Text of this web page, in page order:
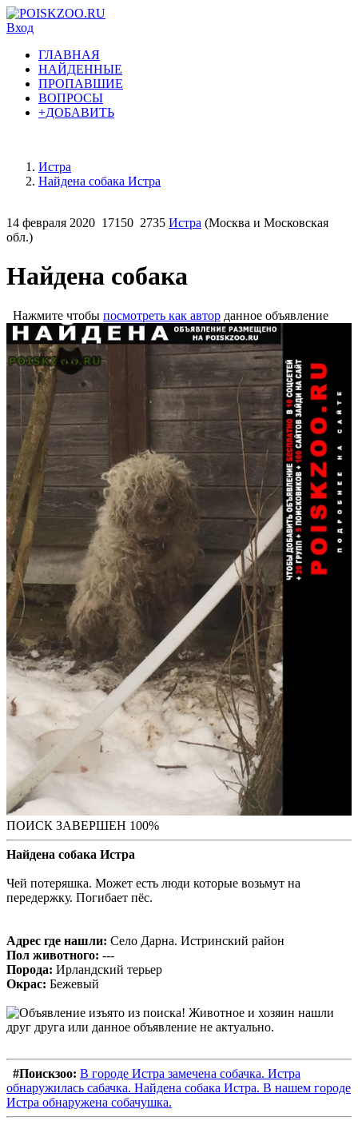
Вход
ГЛАВНАЯ
НАЙДЕННЫЕ
ПРОПАВШИЕ
ВОПРОСЫ
+ДОБАВИТЬ
Истра
Найдена собака Истра
14 февраля 2020 17150 2735 Истра (Москва и Московская
обл.)
Найдена собака
Нажмите чтобы посмотреть как автор данное объявление
ПОИСК ЗАВЕРШЕН 100%
Найдена собака Истра
Чей потеряшка. Может есть люди которые возьмут на
передержку. Погибает пёс.
Адрес где нашли: Село Дарна. Истринский район
Пол животного: ---
Порода: Ирландский терьер
Окрас: Бежевый
#Поискзоо: В городе Истра замечена собачка. Истра
обнаружилась сабачка. Найдена собака Истра. В нашем городе
Истра обнаружена собачушка.